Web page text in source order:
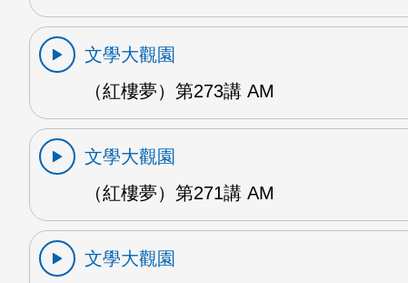
文學大觀園
（紅樓夢）第273講 AM
文學大觀園
（紅樓夢）第271講 AM
文學大觀園